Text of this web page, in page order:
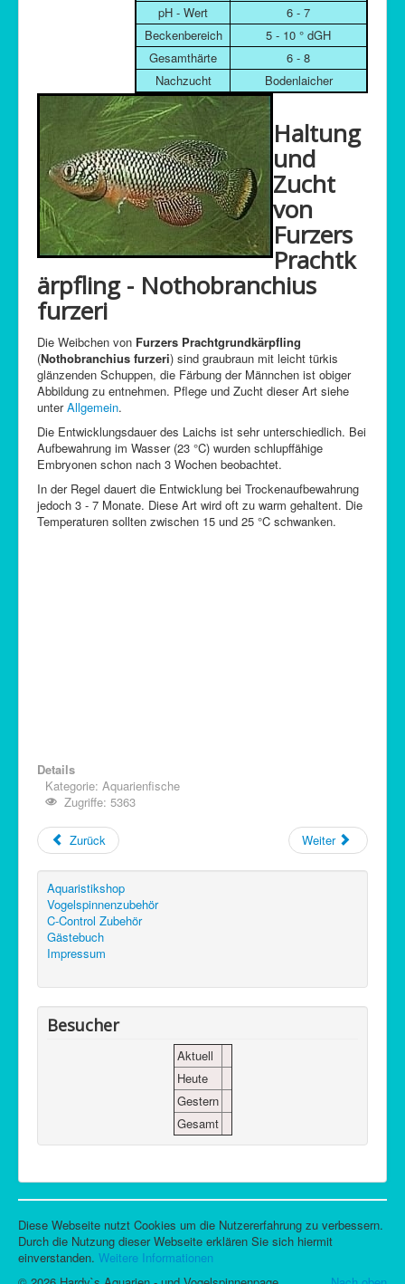
pH - Wert
6 - 7
Beckenbereich
5 - 10 ° dGH
Gesamthärte
6 - 8
Nachzucht
Bodenlaicher
Haltung
und
Zucht
von
Furzers
Prachtk
ärpfling - Nothobranchius
furzeri
Die Weibchen von Furzers Prachtgrundkärpfling
(Nothobranchius furzeri) sind graubraun mit leicht türkis
glänzenden Schuppen, die Färbung der Männchen ist obiger
Abbildung zu entnehmen. Pflege und Zucht dieser Art siehe
unterAllgemein.
Die Entwicklungsdauer des Laichs ist sehr unterschiedlich. Bei
Aufbewahrung im Wasser (23 °C) wurden schlupffähige
Embryonen schon nach 3 Wochen beobachtet.
In der Regel dauert die Entwicklung bei Trockenaufbewahrung
jedoch 3 - 7 Monate. Diese Art wird oft zu warm gehaltent. Die
Temperaturen sollten zwischen 15 und 25 °C schwanken.
Details
Kategorie: Aquarienfische
Zugriffe: 5363
Zurück Weiter
Aquaristikshop
Vogelspinnenzubehör
C-Control Zubehör
Gästebuch
Impressum
Besucher
Aktuell
Heute
Gestern
Gesamt
Diese Webseite nutzt Cookies um die Nutzererfahrung zu verbessern.
Durch die Nutzung dieser Webseite erklären Sie sich hiermit
einverstanden. Weitere Informationen